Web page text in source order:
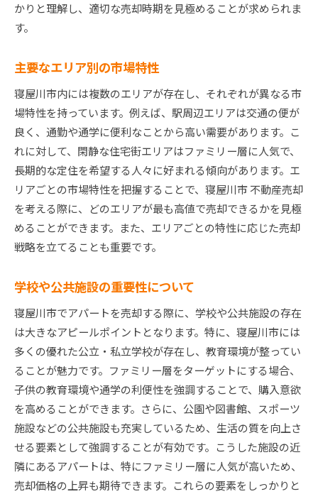
かりと理解し、適切な売却時期を見極めることが求められま
す。
主要なエリア別の市場特性
寝屋川市内には複数のエリアが存在し、それぞれが異なる市
場特性を持っています。例えば、駅周辺エリアは交通の便が
良く、通勤や通学に便利なことから高い需要があります。こ
れに対して、閑静な住宅街エリアはファミリー層に人気で、
長期的な定住を希望する人々に好まれる傾向があります。エ
リアごとの市場特性を把握することで、寝屋川市 不動産売却
を考える際に、どのエリアが最も高値で売却できるかを見極
めることができます。また、エリアごとの特性に応じた売却
戦略を立てることも重要です。
学校や公共施設の重要性について
寝屋川市でアパートを売却する際に、学校や公共施設の存在
は大きなアピールポイントとなります。特に、寝屋川市には
多くの優れた公立・私立学校が存在し、教育環境が整ってい
ることが魅力です。ファミリー層をターゲットにする場合、
子供の教育環境や通学の利便性を強調することで、購入意欲
を高めることができます。さらに、公園や図書館、スポーツ
施設などの公共施設も充実しているため、生活の質を向上さ
せる要素として強調することが有効です。こうした施設の近
隣にあるアパートは、特にファミリー層に人気が高いため、
売却価格の上昇も期待できます。これらの要素をしっかりと